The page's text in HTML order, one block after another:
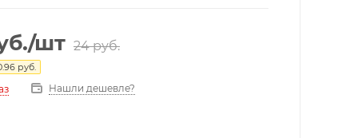
/шт 24руб.
руб.
Нашли дешевле?